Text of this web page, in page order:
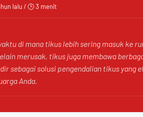
lalu / 🕒 3 menit
di mana tikus lebih sering masuk ke
merusak, tikus juga membawa
sebagai solusi pengendalian tikus yang
Anda.